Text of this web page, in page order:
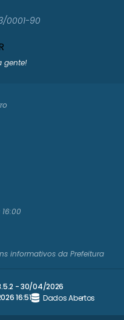
gente!
0001-90
informativos da Prefeitura
- 30/04/2026
16:51 Dados Abertos